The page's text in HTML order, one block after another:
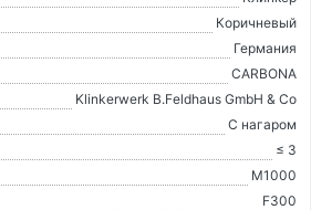
Коричневый
Германия
CARBONA
Klinkerwerk B.Feldhaus GmbH & Co
С нагаром
≤ 3
М1000
F300